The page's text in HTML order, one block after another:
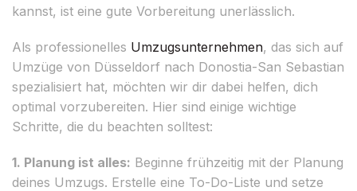
kannst, ist eine gute Vorbereitung unerlässlich.
Als professionelles Umzugsunternehmen, das sich auf
Umzüge von Düsseldorf nach Donostia-San Sebastian
spezialisiert hat, möchten wir dir dabei helfen, dich
optimal vorzubereiten. Hier sind einige wichtige
Schritte, die du beachten solltest:
1. Planung ist alles: Beginne frühzeitig mit der Planung
deines Umzugs. Erstelle eine To-Do-Liste und setze